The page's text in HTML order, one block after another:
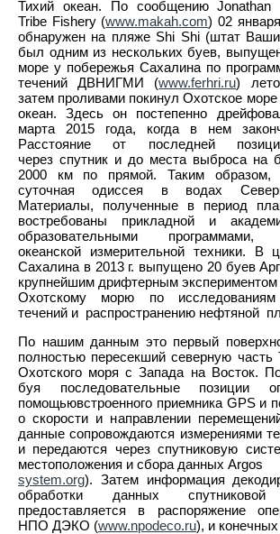
Тихий океан. По сообщению Jonathan
Tribe Fishery (www.makah.com) 02
обнаружен на пляже Shi Shi (штат
был одним из нескольких буев,
море у побережья Сахалина по
течений ДВНИГМИ (www.ferhri.ru)
затем проливами покинул Охотское
океан. Здесь он постепенно
марта 2015 года, когда в нем
Расстояние от последней
через спутник и до места выброса на
2000 км по прямой. Таким образом,
суточная одиссея в водах
Материалы, полученные в период
востребованы прикладной и
образовательными программами,
океанской измерительной техники. В
Сахалина в 2013 г. выпущено 20 буев
крупнейшим дрифтерным экспериментом
Охотскому морю по исследованиям
течений и распространению нефтяной
По нашим данным это первый
полностью пересекший северную часть
Охотского моря c Запада на Восток.
буя последовательные позиции
помощьювстроенного приемника GPS и
о скорости и направлении
данные сопровождаются измерениями
и передаются через спутниковую
местоположения и сбора данных
system.org). Затем информация
обработки данных
предоставляется в распоряжение
НПО ДЭКО (www.npodeco.ru), и